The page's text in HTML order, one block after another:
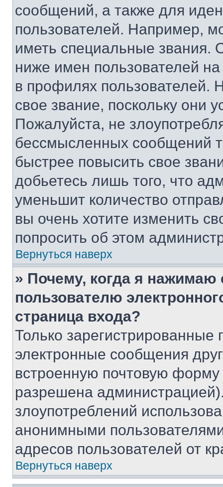
сообщений, а также для
пользователей. Например,
иметь специальные звания.
ниже имен пользователей
в профилях
свое звание, поскольку они
Пожалуйста, не
бессмысленных сообщений
быстрее повысить свое
добьетесь лишь того, что
уменьшит количество
вы очень хотите изменить
попросить об этом
Вернуться наверх
» Почему, когда я нажимаю
пользователю
страница входа?
Только зарегистрированные
электронные сообщения
встроенную почтовую
разрешена
злоупотреблений
анонимными
адресов пользователей от
Вернуться наверх